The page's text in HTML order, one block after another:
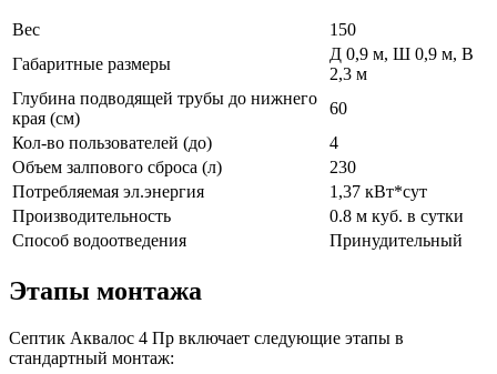
Вес
150
Габаритные размеры
Д 0,9 м, Ш 0,9 м, В
2,3 м
Глубина подводящей трубы до нижнего
края (см)
60
Кол-во пользователей (до)
4
Объем залпового сброса (л)
230
Потребляемая эл.энергия
1,37 кВт*сут
Производительность
0.8 м куб. в сутки
Способ водоотведения
Принудительный
Этапы монтажа
Септик Аквалос 4 Пр включает следующие этапы в
стандартный монтаж: